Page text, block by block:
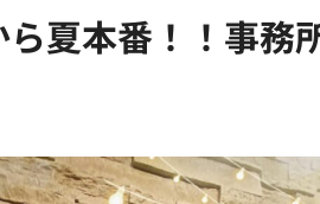
夏本番！！事務